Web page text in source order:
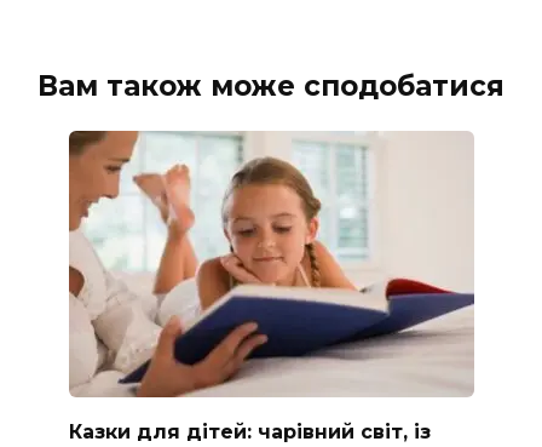
Вам також може сподобатися
Казки для дітей: чарівний світ, із